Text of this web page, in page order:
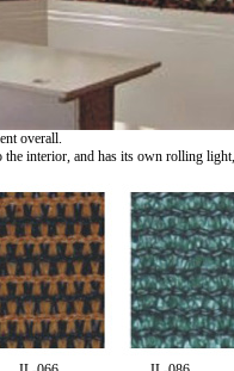
overall.
interior, and has its own rolling